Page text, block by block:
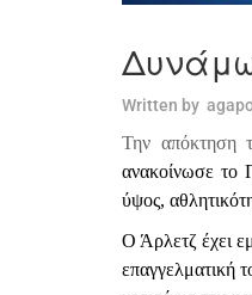
Written by
Την απόκτηση
ανακοίνωσε το
ύψος,
Ο Άρλετζ έχει
επαγγελματική